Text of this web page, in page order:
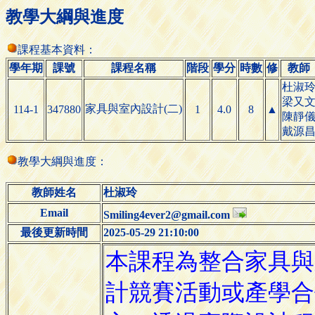
教學大綱與進度
課程基本資料：
學年期
課號 課程名稱 階段 學分 時數 修 教師
114-1 347880 家具與室內設計(二) 1 4.0 8 ▲
杜淑玲
梁又文
陳靜儀
戴源昌
教學大綱與進度：
教師姓名
杜淑玲
Email
Smiling4ever2@gmail.com
最後更新時間
2025-05-29 21:10:00